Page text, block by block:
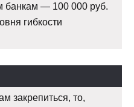
банкам — 100 000 руб.
гибкости
закрепиться, то,